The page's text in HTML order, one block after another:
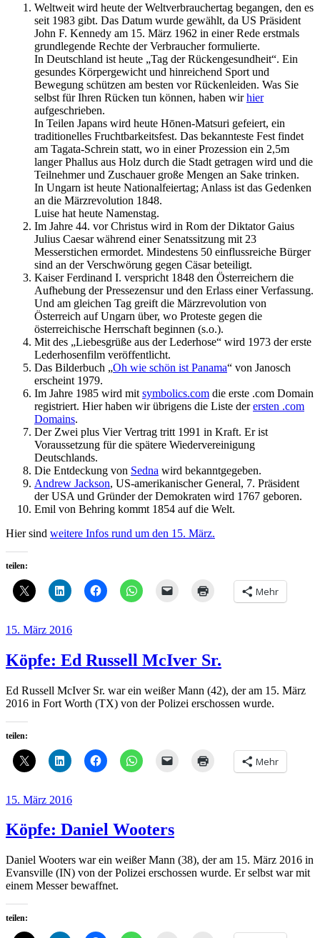
Weltweit wird heute der Weltverbrauchertag begangen, den es
seit 1983 gibt. Das Datum wurde gewählt, da US Präsident
John F. Kennedy am 15. März 1962 in einer Rede erstmals
grundlegende Rechte der Verbraucher formulierte.
In Deutschland ist heute „Tag der Rückengesundheit“. Ein
gesundes Körpergewicht und hinreichend Sport und
Bewegung schützen am besten vor Rückenleiden. Was Sie
selbst für Ihren Rücken tun können, haben wirhier
aufgeschrieben.
In Teilen Japans wird heute Hōnen-Matsuri gefeiert, ein
traditionelles Fruchtbarkeitsfest. Das bekannteste Fest findet
am Tagata-Schrein statt, wo in einer Prozession ein 2,5m
langer Phallus aus Holz durch die Stadt getragen wird und die
Teilnehmer und Zuschauer große Mengen an Sake trinken.
In Ungarn ist heute Nationalfeiertag; Anlass ist das Gedenken
an die Märzrevolution 1848.
Luise hat heute Namenstag.
Im Jahre 44. vor Christus wird in Rom der Diktator Gaius
Julius Caesar während einer Senatssitzung mit 23
Messerstichen ermordet. Mindestens 50 einflussreiche Bürger
sind an der Verschwörung gegen Cäsar beteiligt.
Kaiser Ferdinand I. verspricht 1848 den Österreichern die
Aufhebung der Pressezensur und den Erlass einer Verfassung.
Und am gleichen Tag greift die Märzrevolution von
Österreich auf Ungarn über, wo Proteste gegen die
österreichische Herrschaft beginnen (s.o.).
Mit des „Liebesgrüße aus der Lederhose“ wird 1973 der erste
Lederhosenfilm veröffentlicht.
Das Bilderbuch „Oh wie schön ist Panama“ von Janosch
erscheint 1979.
Im Jahre 1985 wird mit symbolics.com die erste .com Domain
registriert. Hier haben wir übrigens die Liste derersten .com
Domains.
Der Zwei plus Vier Vertrag tritt 1991 in Kraft. Er ist
Voraussetzung für die spätere Wiedervereinigung
Deutschlands.
Die Entdeckung von Sedna wird bekanntgegeben.
Andrew Jackson, US-amerikanischer General, 7. Präsident
der USA und Gründer der Demokraten wird 1767 geboren.
Emil von Behring kommt 1854 auf die Welt.
Hier sind weitere Infos rund um den 15. März.
teilen:
Mehr
Veröffentlicht
15. März 2016
Köpfe: Ed Russell McIver Sr.
Ed Russell McIver Sr. war ein weißer Mann (42), der am 15. März
2016 in Fort Worth (TX) von der Polizei erschossen wurde.
teilen:
Mehr
Veröffentlicht
15. März 2016
Köpfe: Daniel Wooters
Daniel Wooters war ein weißer Mann (38), der am 15. März 2016 in
Evansville (IN) von der Polizei erschossen wurde. Er selbst war mit
einem Messer bewaffnet.
teilen: